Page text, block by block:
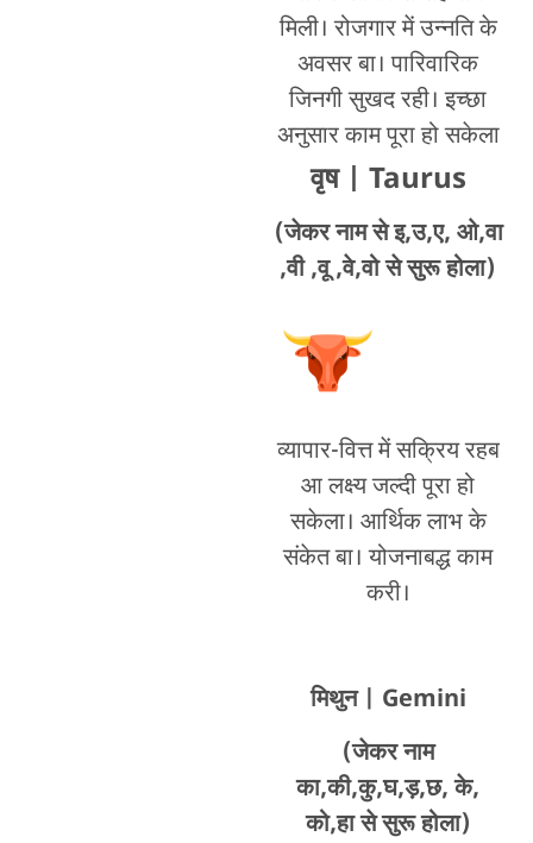
मिली। रोजगार में उन्नति के
अवसर बा। पारिवारिक
जिनगी सुखद रही। इच्छा
अनुसार काम पूरा हो सकेला
वृष | Taurus
(जेकर नाम से इ,उ,ए, ओ,वा
,वी ,वू ,वे,वो से सुरू होला)
व्यापार-वित्त में सक्रिय रहब
आ लक्ष्य जल्दी पूरा हो
सकेला। आर्थिक लाभ के
संकेत बा। योजनाबद्ध काम
करी।
मिथुन
| Gemini
(जेकर नाम
का,की,कु,घ,ड़,छ, के,
को,हा से सुरू होला)